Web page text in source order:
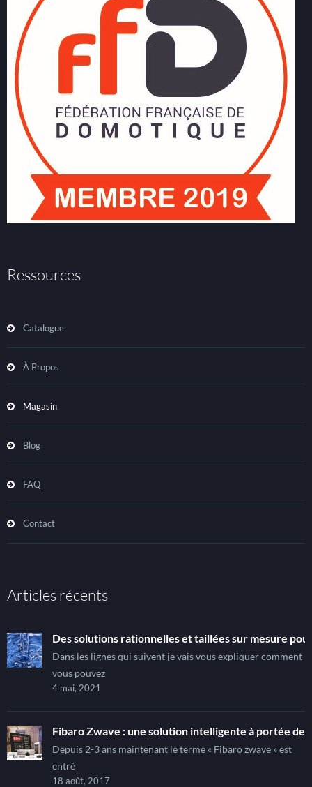
Ressources
Catalogue
À Propos
Magasin
Blog
FAQ
Contact
Articles récents
Des solutions rationnelles et taillées sur mesure
Dans les lignes qui suivent je vais vous expliquer comment
vous pouvez
4 mai, 2021
Fibaro Zwave : une solution intelligente à portée de
Depuis 2-3 ans maintenant le terme « Fibaro zwave » est
entré
18 août, 2017